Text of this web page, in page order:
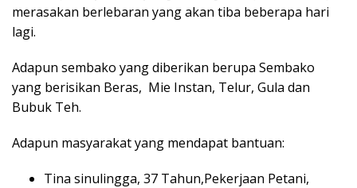
merasakan berlebaran yang akan tiba beberapa hari
lagi.
Adapun sembako yang diberikan berupa Sembako
yang berisikan Beras, Mie Instan, Telur, Gula dan
Bubuk Teh.
Adapun masyarakat yang mendapat bantuan:
Tina sinulingga, 37 Tahun,Pekerjaan Petani,